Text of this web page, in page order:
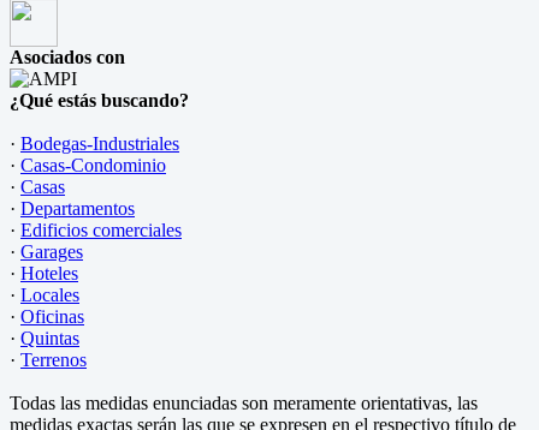
Asociados con
¿Qué estás buscando?
· Bodegas-Industriales
· Casas-Condominio
· Casas
· Departamentos
· Edificios comerciales
· Garages
· Hoteles
· Locales
· Oficinas
· Quintas
· Terrenos
Todas las medidas enunciadas son meramente orientativas, las
medidas exactas serán las que se expresen en el respectivo título de